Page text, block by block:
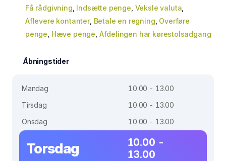
Få rådgivning Indsætte penge Veksle valuta
Aflevere kontanter, Betale en regning Overføre
penge Hæve penge Afdelingen har kørestolsadgang
Åbningstider
Mandag
10.00 - 13.00
Tirsdag
10.00 - 13.00
Onsdag
10.00 - 13.00
Torsdag
10.00 -
13.00